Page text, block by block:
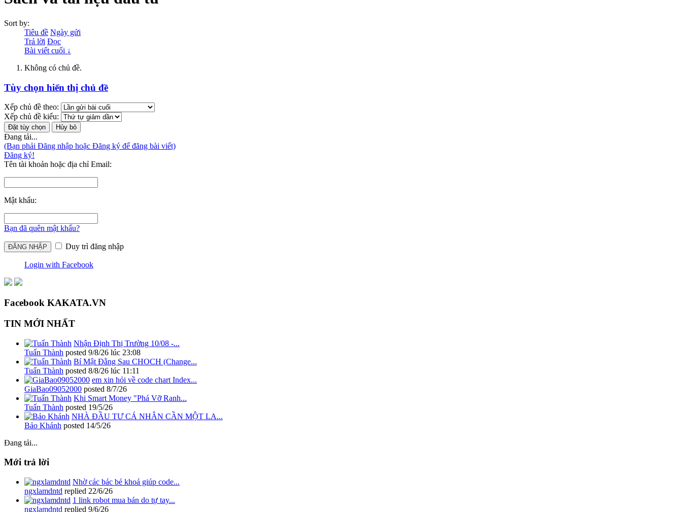
Sort by:
Tiêu đề Ngày gửi
Trả lời Đọc
Bài viết cuối ↓
Không có chủ đề.
Tùy chọn hiển thị chủ đề
Xếp chủ đề theo:
Xếp chủ đề kiểu:
Đang tải...
(Bạn phải Đăng nhập hoặc Đăng ký để đăng bài viết)
Đăng ký!
Tên tài khoản hoặc địa chỉ Email:
Mật khẩu:
Bạn đã quên mật khẩu?
Duy trì đăng nhập
Login with Facebook
Facebook KAKATA.VN
TIN MỚI NHẤT
Nhận Định Thị Trường 10/08 -...
Tuấn Thành posted 9/8/26 lúc 23:08
Bí Mật Đằng Sau CHOCH (Change...
Tuấn Thành posted 8/8/26 lúc 11:11
em xin hỏi về code chart Index...
GiaBao09052000 posted 8/7/26
Khi Smart Money "Phá Vỡ Ranh...
Tuấn Thành posted 19/5/26
NHÀ ĐẦU TƯ CÁ NHÂN CẦN MỘT LA...
Bảo Khánh posted 14/5/26
Đang tải...
Mới trả lời
Nhờ các bác bẻ khoá giúp code...
ngxlamdntd replied 22/6/26
1 link robot mua bán do tự tay...
ngxlamdntd replied 9/6/26